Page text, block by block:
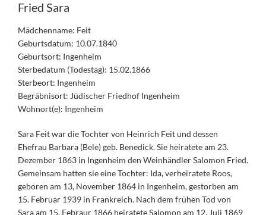
Fried Sara
Mädchenname: Feit
Geburtsdatum: 10.07.1840
Geburtsort: Ingenheim
Sterbedatum (Todestag): 15.02.1866
Sterbeort: Ingenheim
Begräbnisort: Jüdischer Friedhof Ingenheim
Wohnort(e): Ingenheim
Sara Feit war die Tochter von Heinrich Feit und dessen
Ehefrau Barbara (Bele) geb. Benedick. Sie heiratete am 23.
Dezember 1863 in Ingenheim den Weinhändler Salomon Fried.
Gemeinsam hatten sie eine Tochter: Ida, verheiratete Roos,
geboren am 13, November 1864 in Ingenheim, gestorben am
15. Februar 1939 in Frankreich. Nach dem frühen Tod von
Sara am 15. Febraur 1866 heiratete Salomon am 12. Juli 1869